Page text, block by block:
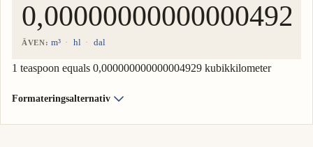
ÄVEN: m³ hl dal
1 teaspoon equals 0,000000000000004929 kubikkilometer
Formateringsalternativ